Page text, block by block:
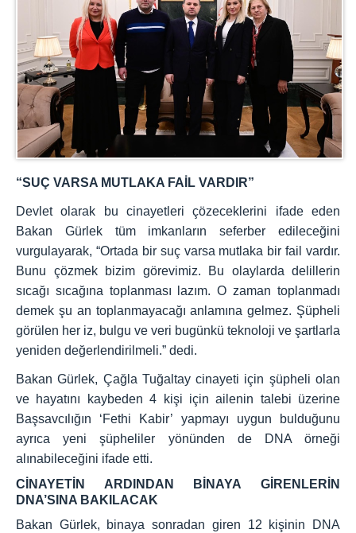
“SUÇ VARSA MUTLAKA FAİL VARDIR”
Devlet olarak bu cinayetleri çözeceklerini ifade eden
Bakan Gürlek tüm imkanların seferber edileceğini
vurgulayarak, “Ortada bir suç varsa mutlaka bir fail vardır.
Bunu çözmek bizim görevimiz. Bu olaylarda delillerin
sıcağı sıcağına toplanması lazım. O zaman toplanmadı
demek şu an toplanmayacağı anlamına gelmez. Şüpheli
görülen her iz, bulgu ve veri bugünkü teknoloji ve şartlarla
yeniden değerlendirilmeli.” dedi.
Bakan Gürlek, Çağla Tuğaltay cinayeti için şüpheli olan
ve hayatını kaybeden 4 kişi için ailenin talebi üzerine
Başsavcılığın ‘Fethi Kabir’ yapmayı uygun bulduğunu
ayrıca yeni şüpheliler yönünden de DNA örneği
alınabileceğini ifade etti.
CİNAYETİN ARDINDAN BİNAYA GİRENLERİN
DNA’SINA BAKILACAK
Bakan Gürlek, binaya sonradan giren 12 kişinin DNA